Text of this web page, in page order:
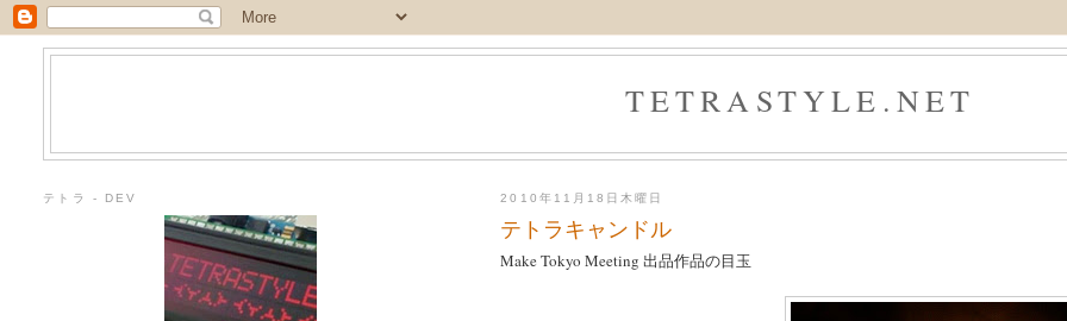
TETRASTYLE.NET
2010年11月18日木曜日
テトラキャンドル
Make Tokyo Meeting 出品作品の目玉
テトラ - DEV